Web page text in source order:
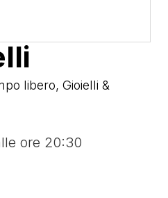
libero, Gioielli &
ore 20:30